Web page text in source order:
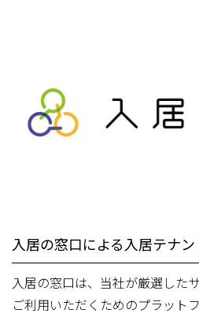
入居の窓口による入居テナ
入居の窓口は、当社が厳選した
ご利用いただくためのプラット